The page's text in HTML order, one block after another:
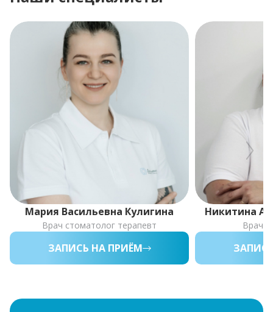
Мария Васильевна Кулигина
Врач стоматолог терапевт
ЗАПИСЬ НА ПРИЁМ
Никитина
Врач